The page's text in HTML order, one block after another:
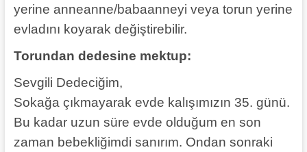
yerine anneanne/babaanneyi veya torun yerine
evladını koyarak değiştirebilir.
Torundan dedesine mektup:
Sevgili Dedeciğim,
Sokağa çıkmayarak evde kalışımızın 35. günü.
Bu kadar uzun süre evde olduğum en son
zaman bebekliğimdi sanırım. Ondan sonraki